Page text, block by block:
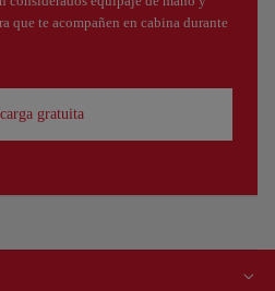
que te acompañen en cabina durante
gratuita